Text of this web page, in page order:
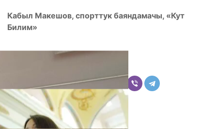
Кабыл Макешов, спорттук баяндамачы, «Кут
Билим»
Комментарийлер